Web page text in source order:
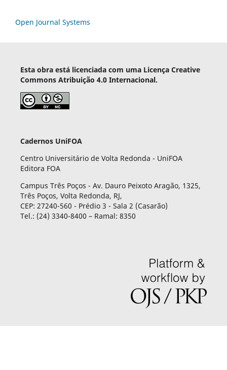
Open Journal Systems
Esta obra está licenciada com uma Licença Creative
Commons Atribuição 4.0 Internacional.
Cadernos UniFOA
Centro Universitário de Volta Redonda - UniFOA
Editora FOA
Campus Três Poços - Av. Dauro Peixoto Aragão, 1325,
Três Poços, Volta Redonda, RJ,
CEP: 27240-560 - Prédio 3 - Sala 2 (Casarão)
Tel.: (24) 3340-8400 – Ramal: 8350